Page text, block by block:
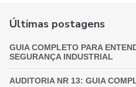
Últimas postagens
GUIA COMPLETO PARA
SEGURANÇA INDUSTRIAL
AUDITORIA NR 13: GUIA